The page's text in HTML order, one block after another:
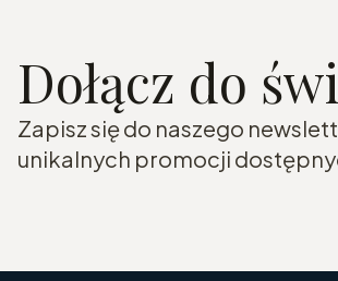
Dołącz do
Zapisz się do naszego
unikalnych promocji